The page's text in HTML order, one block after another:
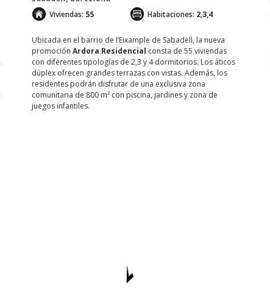
Viviendas: 55 Habitaciones: 2,3,4
Ubicada en el barrio de l’Eixample de Sabadell, la nueva
promoción Ardora Residencial consta de 55 viviendas
con diferentes tipologías de 2,3 y 4 dormitorios. Los áticos
dúplex ofrecen grandes terrazas con vistas. Además, los
residentes podrán disfrutar de una exclusiva zona
comunitaria de 800 m² con piscina, jardines y zona de
juegos infantiles.